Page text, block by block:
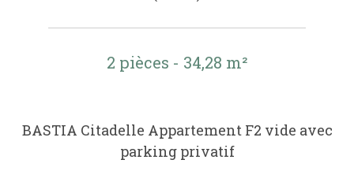
2 pièces - 34,28 m²
BASTIA Citadelle Appartement F2 vide avec
parking privatif